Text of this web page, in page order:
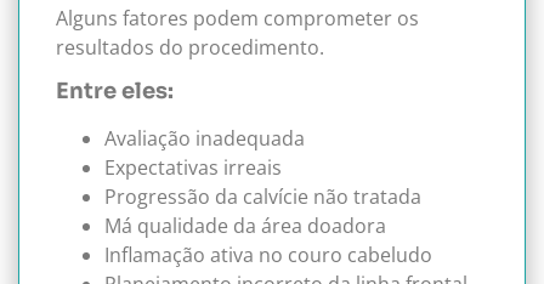
Alguns fatores podem comprometer os
resultados do procedimento.
Entre eles:
Avaliação inadequada
Expectativas irreais
Progressão da calvície não tratada
Má qualidade da área doadora
Inflamação ativa no couro cabeludo